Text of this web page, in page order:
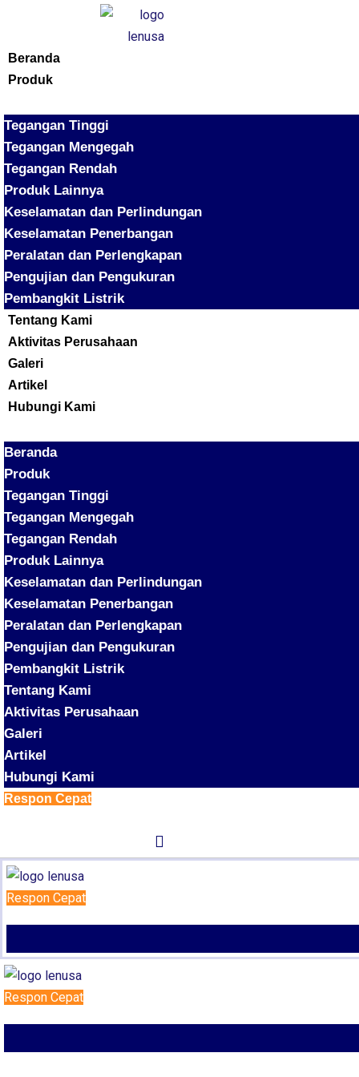
Beranda
Produk
Tegangan Tinggi
Tegangan Mengegah
Tegangan Rendah
Produk Lainnya
Keselamatan dan Perlindungan
Keselamatan Penerbangan
Peralatan dan Perlengkapan
Pengujian dan Pengukuran
Pembangkit Listrik
Tentang Kami
Aktivitas Perusahaan
Galeri
Artikel
Hubungi Kami
Beranda
Produk
Tegangan Tinggi
Tegangan Mengegah
Tegangan Rendah
Produk Lainnya
Keselamatan dan Perlindungan
Keselamatan Penerbangan
Peralatan dan Perlengkapan
Pengujian dan Pengukuran
Pembangkit Listrik
Tentang Kami
Aktivitas Perusahaan
Galeri
Artikel
Hubungi Kami
Respon Cepat
Respon Cepat
Respon Cepat